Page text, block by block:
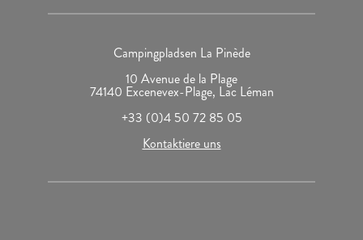
Campingpladsen La Pinède
10 Avenue de la Plage
74140 Excenevex-Plage, Lac Léman
+33 (0)4 50 72 85 05
Kontaktiere uns